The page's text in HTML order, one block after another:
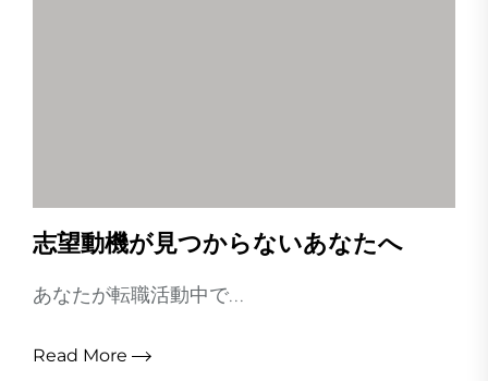
志望動機が見つからないあなたへ
あなたが転職活動中で...
Read More